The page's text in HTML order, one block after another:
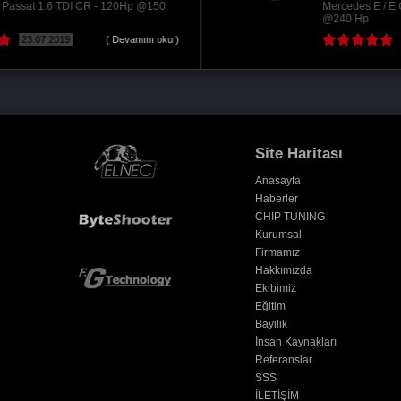
Mercedes E / E Coupé 250 CDI BlueTec - 204Hp
Site Haritası
Anasayfa
Haberler
CHIP TUNING
Kurumsal
Firmamız
Hakkımızda
Ekibimiz
Eğitim
Bayilik
İnsan Kaynakları
Referanslar
SSS
İLETİŞİM